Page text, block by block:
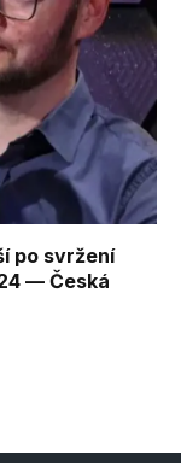
po svržení
— Česká